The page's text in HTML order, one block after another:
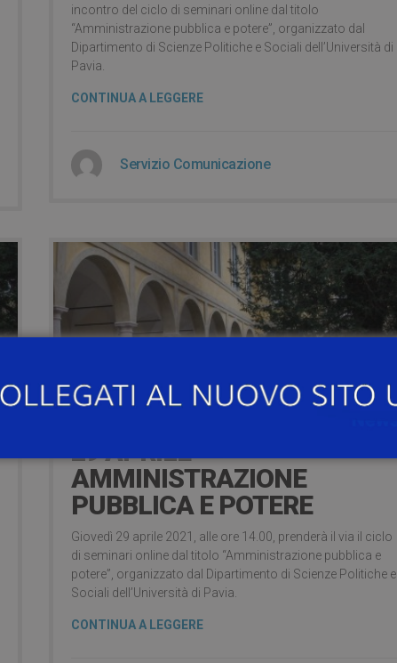
incontro del ciclo di seminari online dal titolo
“Amministrazione pubblica e potere”, organizzato dal
Dipartimento di Scienze Politiche e Sociali dell’Università di
Pavia.
CONTINUA A LEGGERE
Servizio Comunicazione
5 years ago
29 APRILE –
AMMINISTRAZIONE
PUBBLICA E POTERE
Giovedì 29 aprile 2021, alle ore 14.00, prenderà il via il ciclo
di seminari online dal titolo “Amministrazione pubblica e
potere”, organizzato dal Dipartimento di Scienze Politiche e
Sociali dell’Università di Pavia.
CONTINUA A LEGGERE